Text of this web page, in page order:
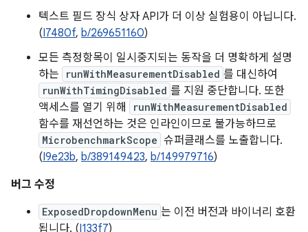
텍스트 필드 장식 상자 API가 더 이상 실험용이 아닙니다.
(I7480f, b/269651160)
모든 측정항목이 일시중지되는 동작을 더 명확하게 설명
하는
runWithMeasurementDisabled 를 대신하여
runWithTimingDisabled 를 지원 중단합니다. 또한
액세스를 열기 위해
runWithMeasurementDisabled
함수를 재선언하는 것은 인라인이므로 불가능하므로
MicrobenchmarkScope 슈퍼클래스를 노출합니다.
(I9e23b, b/389149423, b/149979716)
버그 수정
ExposedDropdownMenu 는 이전 버전과 바이너리 호환
됩니다. ( I133f7)